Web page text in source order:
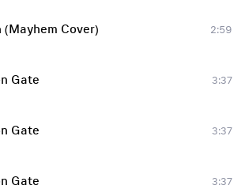
(Mayhem Cover)
2:59
Gate
3:37
Gate
3:37
Gate
3:37